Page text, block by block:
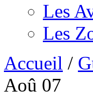
Les
Les
Accueil /
Aoû 07